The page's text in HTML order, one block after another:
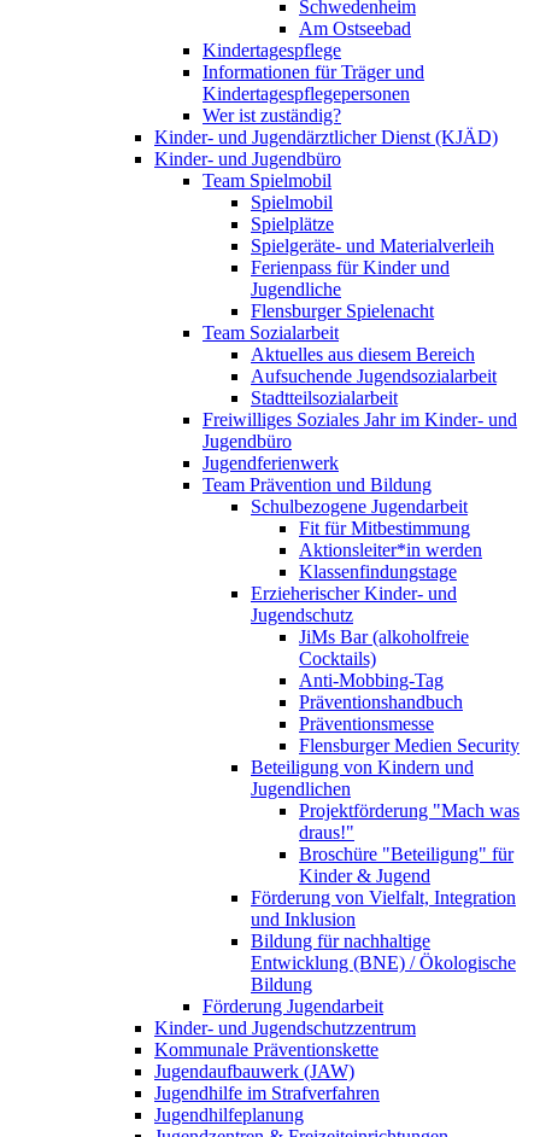
Schwedenheim
Am Ostseebad
Kindertagespflege
Informationen für Träger und
Kindertagespflegepersonen
Wer ist zuständig?
Kinder- und Jugendärztlicher Dienst (KJÄD)
Kinder- und Jugendbüro
Team Spielmobil
Spielmobil
Spielplätze
Spielgeräte- und Materialverleih
Ferienpass für Kinder und
Jugendliche
Flensburger Spielenacht
Team Sozialarbeit
Aktuelles aus diesem Bereich
Aufsuchende Jugendsozialarbeit
Stadtteilsozialarbeit
Freiwilliges Soziales Jahr im Kinder- und
Jugendbüro
Jugendferienwerk
Team Prävention und Bildung
Schulbezogene Jugendarbeit
Fit für Mitbestimmung
Aktionsleiter*in werden
Klassenfindungstage
Erzieherischer Kinder- und
Jugendschutz
JiMs Bar (alkoholfreie
Cocktails)
Anti-Mobbing-Tag
Präventionshandbuch
Präventionsmesse
Flensburger Medien Security
Beteiligung von Kindern und
Jugendlichen
Projektförderung "Mach was
draus!"
Broschüre "Beteiligung" für
Kinder & Jugend
Förderung von Vielfalt, Integration
und Inklusion
Bildung für nachhaltige
Entwicklung (BNE) / Ökologische
Bildung
Förderung Jugendarbeit
Kinder- und Jugendschutzzentrum
Kommunale Präventionskette
Jugendaufbauwerk (JAW)
Jugendhilfe im Strafverfahren
Jugendhilfeplanung